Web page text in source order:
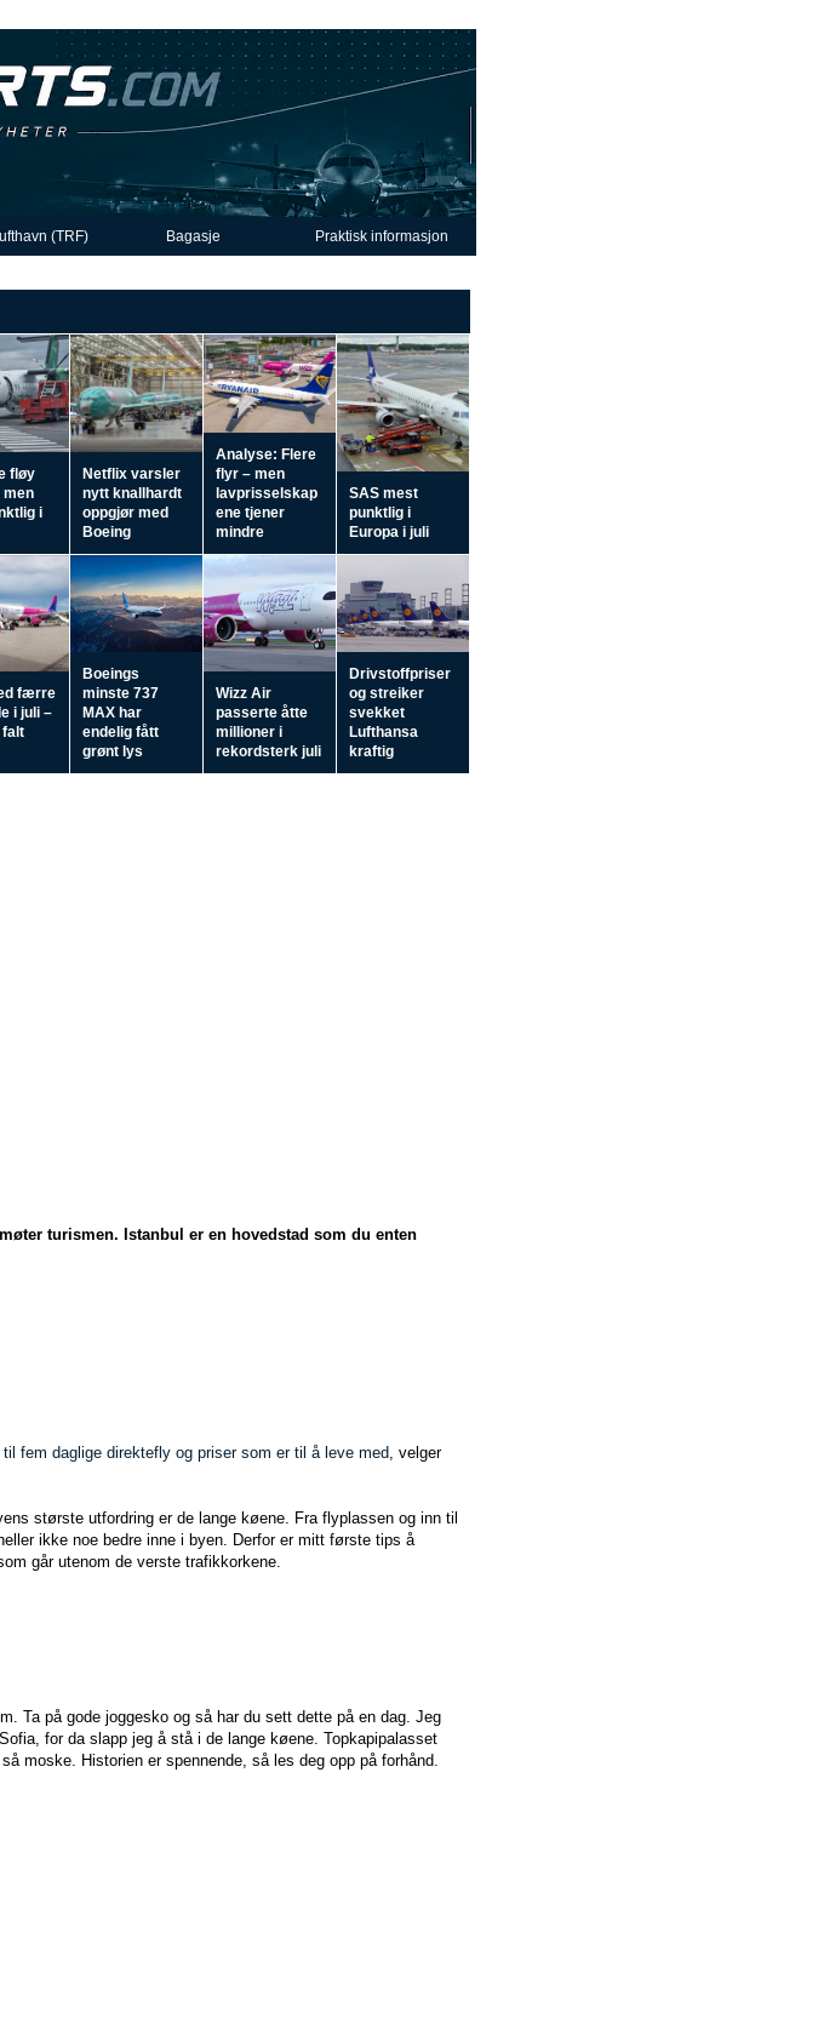
(TRF) Bagasje Praktisk informasjon
fløy
i
Netflix varsler
nytt knallhardt
oppgjør med
Boeing
Analyse: Flere
flyr – men
lavprisselskap
ene tjener
mindre
SAS mest
punktlig i
Europa i juli
færre
i juli –
falt
Boeings
minste 737
MAX har
endelig fått
grønt lys
Wizz Air
passerte åtte
millioner i
rekordsterk juli
Drivstoffpriser
og streiker
svekket
Lufthansa
kraftig
turismen. Istanbul er en hovedstad som du enten
til fem daglige direktefly og priser som er til å leve med , velger
største utfordring er de lange køene. Fra flyplassen og inn til
ikke noe bedre inne i byen. Derfor er mitt første tips å
går utenom de verste trafikkorkene.
Ta på gode joggesko og så har du sett dette på en dag. Jeg
for da slapp jeg å stå i de lange køene. Topkapipalasset
Historien er spennende, så les deg opp på forhånd.